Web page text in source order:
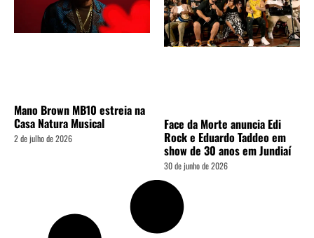
Mano Brown MB10 estreia na
Casa Natura Musical
2 de julho de 2026
Face da Morte anuncia Edi
Rock e Eduardo Taddeo em
show de 30 anos em Jundiaí
30 de junho de 2026